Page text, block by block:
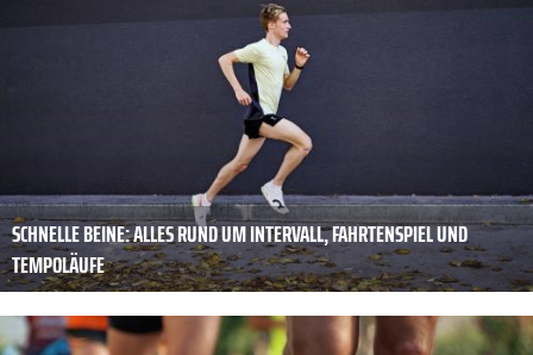
SCHNELLE BEINE: ALLES RUND UM INTERVALL, FAHRTENSPIEL UND
TEMPOLÄUFE